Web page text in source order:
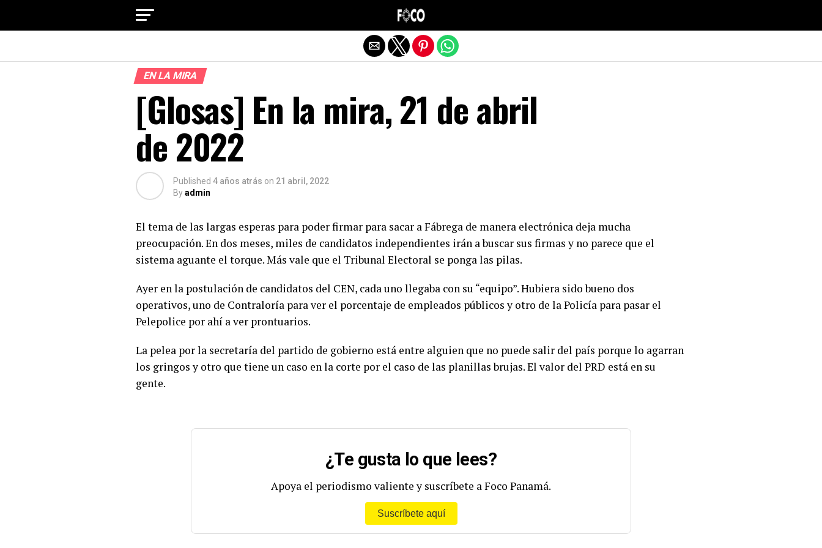
EN LA MIRA
[Glosas] En la mira, 21 de abril
de 2022
Published 4 años atrás on 21 abril, 2022
Byadmin
El tema de las largas esperas para poder firmar para sacar a Fábrega de manera electrónica deja mucha
preocupación. En dos meses, miles de candidatos independientes irán a buscar sus firmas y no parece que el
sistema aguante el torque. Más vale que el Tribunal Electoral se ponga las pilas.
Ayer en la postulación de candidatos del CEN, cada uno llegaba con su “equipo”. Hubiera sido bueno dos
operativos, uno de Contraloría para ver el porcentaje de empleados públicos y otro de la Policía para pasar el
Pelepolice por ahí a ver prontuarios.
La pelea por la secretaría del partido de gobierno está entre alguien que no puede salir del país porque lo agarran
los gringos y otro que tiene un caso en la corte por el caso de las planillas brujas. El valor del PRD está en su
gente.
¿Te gusta lo que lees?
Apoya el periodismo valiente y suscríbete a Foco Panamá.
Suscríbete aquí
Salir de la versión móvil